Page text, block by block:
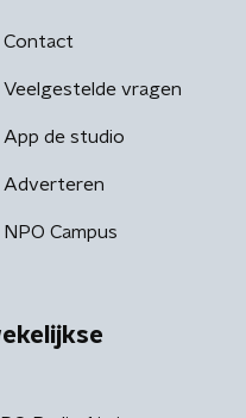
Contact
Veelgestelde vragen
App de studio
Adverteren
NPO Campus